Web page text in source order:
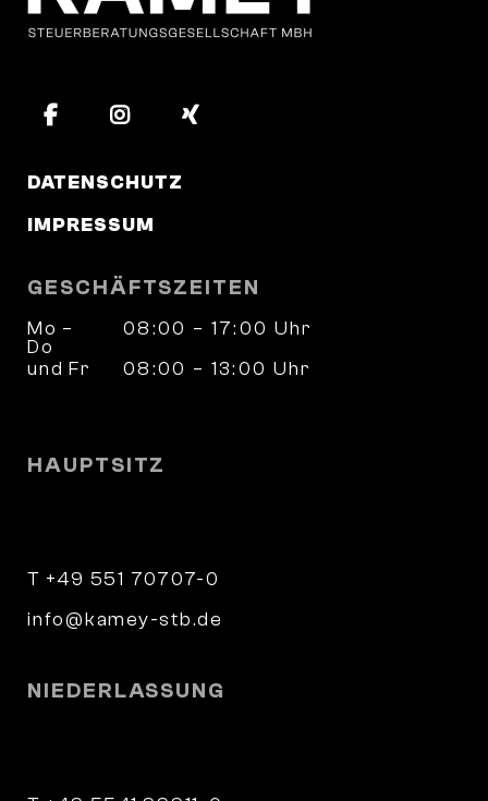
DATENSCHUTZ
IMPRESSUM
GESCHÄFTSZEITEN
Mo –
Do
08:00 – 17:00 Uhr
und Fr
08:00 – 13:00 Uhr
HAUPTSITZ
T +49 551 70707-0
info@kamey-stb.de
NIEDERLASSUNG